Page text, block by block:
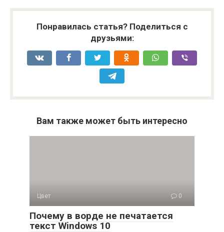
Понравилась статья? Поделиться с
друзьями:
Вам также может быть интересно
Цвет 0
Почему в ворде не печатается
текст Windows 10